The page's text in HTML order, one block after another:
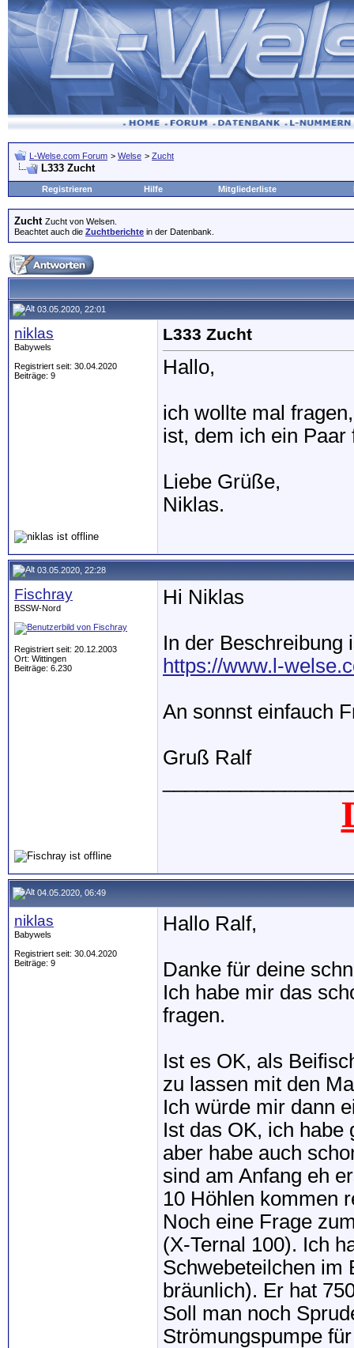
L-Welse.com Forum > Welse > Zucht
L333 Zucht
Registrieren Hilfe Mitgliederliste
Zucht Zucht von Welsen.
Beachtet auch die Zuchtberichte in der Datenbank.
03.05.2020, 22:01
niklas
Babywels
Registriert seit: 30.04.2020
Beiträge: 9
L333 Zucht
Hallo,
ich wollte mal
ist, dem ich ein
Liebe Grüße,
Niklas.
03.05.2020, 22:28
Fischray
BSSW-Nord
Registriert seit: 20.12.2003
Ort: Wittingen
Beiträge: 6.230
Hi Niklas
In der Beschreibung
https://www.l-
An sonnst einfauch
Gruß Ralf
04.05.2020, 06:49
niklas
Babywels
Registriert seit: 30.04.2020
Beiträge: 9
Hallo Ralf,
Danke für deine
Ich habe mir das
fragen.
Ist es OK, als
zu lassen mit den
Ich würde mir dann
Ist das OK, ich habe
aber habe auch
sind am Anfang eh
10 Höhlen kommen
Noch eine Frage
(X-Ternal 100). Ich
Schwebeteilchen im
bräunlich). Er hat
Soll man noch
Strömungspumpe